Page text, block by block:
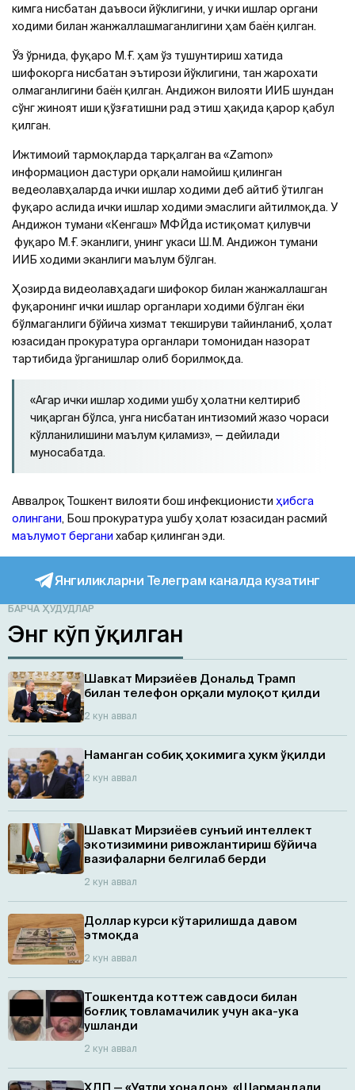
кимга нисбатан даъвоси йўклигини, у ички ишлар органи
ходими билан жанжаллашмаганлигини ҳам баён қилган.
Ўз ўрнида, фуқаро М.Ғ. ҳам ўз тушунтириш хатида
шифокорга нисбатан эътирози йўклигини, тан жарохати
олмаганлигини баён қилган. Андижон вилояти ИИБ шундан
сўнг жиноят иши қўзғатишни рад этиш ҳақида қарор қабул
қилган.
Ижтимоий тармоқларда тарқалган ва «Zamon»
информацион дастури орқали намойиш қилинган
ведеолавҳаларда ички ишлар ходими деб айтиб ўтилган
фуқаро аслида ички ишлар ходими эмаслиги айтилмоқда. У
Андижон тумани «Кенгаш» МФЙда истиқомат қилувчи
фуқаро М.Ғ. эканлиги, унинг укаси Ш.М. Андижон тумани
ИИБ ходими эканлиги маълум бўлган.
Ҳозирда видеолавҳадаги шифокор билан жанжаллашган
фуқаронинг ички ишлар органлари ходими бўлган ёки
бўлмаганлиги бўйича хизмат текшируви тайинланиб, ҳолат
юзасидан прокуратура органлари томонидан назорат
тартибида ўрганишлар олиб борилмоқда.
«Агар ички ишлар ходими ушбу ҳолатни келтириб
чиқарган бўлса, унга нисбатан интизомий жазо чораси
кўлланилишини маълум қиламиз», — дейилади
муносабатда.
Аввалроқ Тошкент вилояти бош инфекционисти ҳибсга
олингани, Бош прокуратура ушбу ҳолат юзасидан расмий
маълумот бергани хабар қилинган эди.
Янгиликларни Телеграм каналда кузатинг
БАРЧА ҲУДУДЛАР
Энг кўп ўқилган
Шавкат Мирзиёев Дональд Трамп
билан телефон орқали мулоқот қилди
2 кун аввал
Наманган собиқ ҳокимига ҳукм ўқилди
2 кун аввал
Шавкат Мирзиёев сунъий интеллект
экотизимини ривожлантириш бўйича
вазифаларни белгилаб берди
2 кун аввал
Доллар курси кўтарилишда давом
этмоқда
2 кун аввал
Тошкентда коттеж савдоси билан
боғлиқ товламачилик учун ака-ука
ушланди
2 кун аввал
ХДП — «Уятли хонадон», «Шармандали